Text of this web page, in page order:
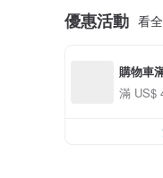
優惠活動 看
購物車
滿 US$